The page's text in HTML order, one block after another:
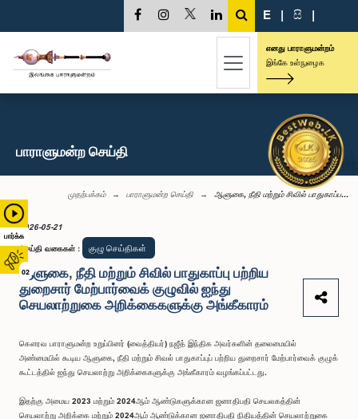
பார்க்க
02
E | සි |
எனது பாராளுமன்றம்
இங்கே உள்நுழைக
பாராளுமன்ற செய்தி
முதற்பக்கம் பாராளுமன்ற செய்தி ஆளுகை, நீதி மற்றும் சிவில் பாதுகாப்ப...
2026-05-21
செய்தி வகைகள் : குழு செய்திகள்
ஆளுகை, நீதி மற்றும் சிவில் பாதுகாப்பு பற்றிய
துறைசார் மேற்பார்வைக் குழுவில் ஐந்து
செயலாற்றுகை அறிக்கைகளுக்கு அங்கீகாரம்
கௌரவ பாராளுமன்ற உறுப்பினர் (வைத்தியர்) நஜீத் இந்திக அவர்களின் தலைமையில்
அண்மையில் கூடிய ஆளுகை, நீதி மற்றும் சிவல் பாதுகாப்புப் பற்றிய துறைசார் மேற்பார்வைக் குழுக்
கூட்டத்தில் ஐந்து செயலாற்று அறிக்கைகளுக்கு அங்கீகாரம் வழங்கப்பட்டது.
இதற்கு அமைய 2023 மற்றும் 2024ஆம் ஆண்டுகளுக்கான ஜனாதிபதி செயலகத்தின்
செயலாற்று அறிக்கை மற்றும் 2024ஆம் ஆண்டுக்கான ஜனாதிபதி நிதியத்தின் செயலாற்றுகை